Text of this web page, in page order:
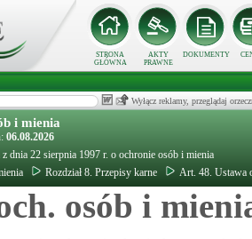
STRONA
GŁÓWNA
AKTY
PRAWNE
DOKUMENTY
Wyłącz reklamy, przeglądaj
i mienia
06.08.2026
dnia 22 sierpnia 1997 r. o ochronie osób i mienia
Rozdział 8. Przepisy karne Art. 48. Ustawa
osób i